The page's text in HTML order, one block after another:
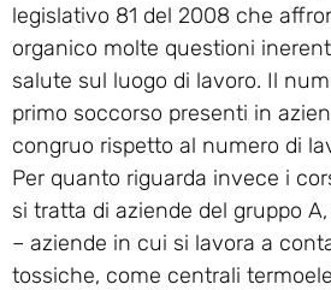
legislativo 81 del 2008 che
organico molte questioni
salute sul luogo di lavoro. Il
primo soccorso presenti in
congruo rispetto al numero di
Per quanto riguarda invece i
si tratta di aziende del gruppo
– aziende in cui si lavora a
tossiche, come centrali